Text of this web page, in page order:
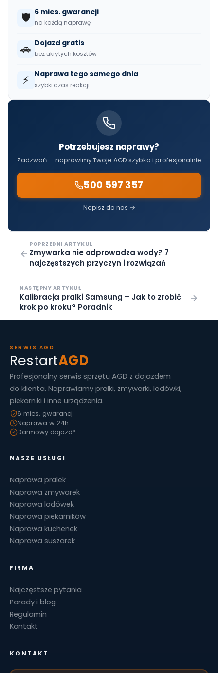
🛡️ 6 mies. gwarancji
na każdą naprawę
🚗 Dojazd gratis
bez ukrytych kosztów
⚡ Naprawa tego samego dnia
szybki czas reakcji
Potrzebujesz naprawy?
Zadzwoń — naprawimy Twoje AGD szybko i profesjonalnie
500 597 357
Napisz do nas →
POPRZEDNI ARTYKUŁ
Zmywarka nie odprowadza wody? 7
najczęstszych przyczyn i rozwiązań
NASTĘPNY ARTYKUŁ
Kalibracja pralki Samsung – Jak to zrobić
krok po kroku? Poradnik
SERWIS AGD
RestartAGD
Profesjonalny serwis sprzętu AGD z dojazdem
do klienta. Naprawiamy pralki, zmywarki, lodówki,
piekarniki i inne urządzenia.
6 mies. gwarancji
Naprawa w 24h
Darmowy dojazd*
NASZE USŁUGI
Naprawa pralek
Naprawa zmywarek
Naprawa lodówek
Naprawa piekarników
Naprawa kuchenek
Naprawa suszarek
FIRMA
Najczęstsze pytania
Porady i blog
Regulamin
Kontakt
KONTAKT